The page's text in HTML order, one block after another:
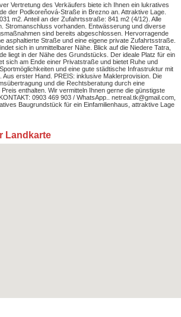
Vertretung des Verkäufers biete ich Ihnen ein lukratives
der Podkoreňová-Straße in Brezno an. Attraktive Lage.
m2. Anteil an der Zufahrtsstraße: 841 m2 (4/12). Alle
Stromanschluss vorhanden. Entwässerung und diverse
sind bereits abgeschlossen. Hervorragende
asphaltierte Straße und eine eigene private Zufahrtsstraße.
sich in unmittelbarer Nähe. Blick auf die Niedere Tatra,
liegt in der Nähe des Grundstücks. Der ideale Platz für ein
sich am Ende einer Privatstraße und bietet Ruhe und
und eine gute städtische Infrastruktur mit
Aus erster Hand. PREIS: inklusive Maklerprovision. Die
und die Rechtsberatung durch eine
enthalten. Wir vermitteln Ihnen gerne die günstigste
0903 469 903 / WhatsApp.. netreal.tk@gmail.com,
Baugrundstück für ein Einfamilienhaus, attraktive Lage
Landkarte